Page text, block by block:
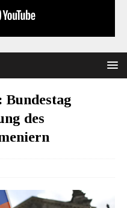
des